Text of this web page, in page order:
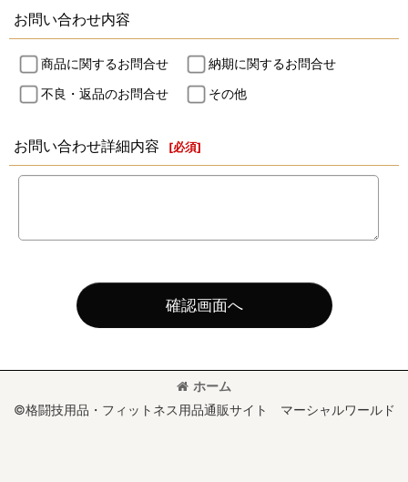
お問い合わせ内容
商品に関するお問合せ
納期に関するお問合せ
不良・返品のお問合せ
その他
お問い合わせ詳細内容 [必須]
確認画面へ
ホーム
©格闘技用品・フィットネス用品通販サイト マーシャルワールド